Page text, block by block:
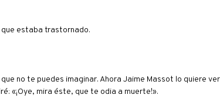
que estaba trastornado.
no te puedes imaginar. Ahora Jaime Massot lo quiere
«¡Oye, mira éste, que te odia a muerte!».